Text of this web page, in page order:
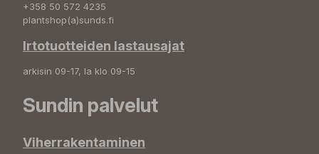
+358 50 572 4235
plantshop(a)sunds.fi
Irtotuotteiden lastausajat
arkisin 09-17, la klo 09-15
Sundin palvelut
Viherrakentaminen